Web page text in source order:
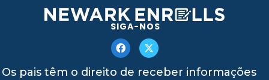
SIGA-NOS
Os pais têm o direito de receber informações